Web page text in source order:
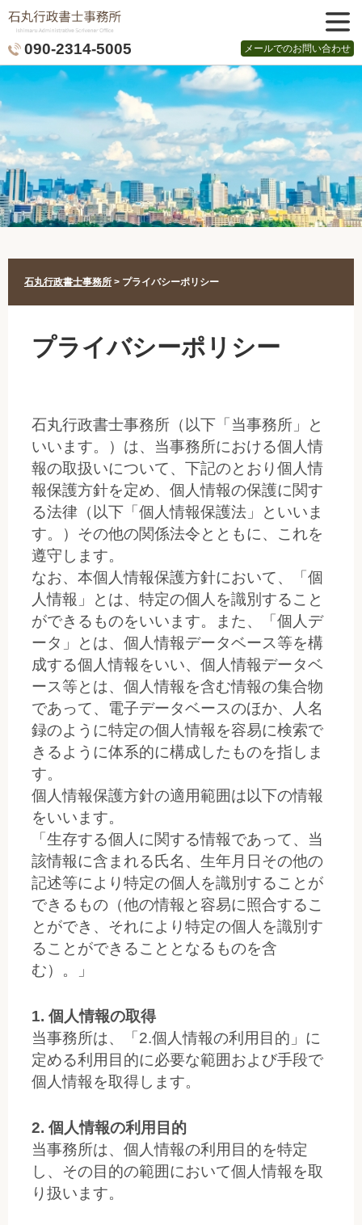
メニュ
ー
090-2314-5005 メールでのお問い合わせ
石丸行政書士事務所 > プライバシーポリシー
プライバシーポリシー
石丸行政書士事務所（以下「当事務所」と
いいます。）は、当事務所における個人情
報の取扱いについて、下記のとおり個人情
報保護方針を定め、個人情報の保護に関す
る法律（以下「個人情報保護法」といいま
す。）その他の関係法令とともに、これを
遵守します。
なお、本個人情報保護方針において、「個
人情報」とは、特定の個人を識別すること
ができるものをいいます。また、「個人デ
ータ」とは、個人情報データベース等を構
成する個人情報をいい、個人情報データベ
ース等とは、個人情報を含む情報の集合物
であって、電子データベースのほか、人名
録のように特定の個人情報を容易に検索で
きるように体系的に構成したものを指しま
す。
個人情報保護方針の適用範囲は以下の情報
をいいます。
「生存する個人に関する情報であって、当
該情報に含まれる氏名、生年月日その他の
記述等により特定の個人を識別することが
できるもの（他の情報と容易に照合するこ
とができ、それにより特定の個人を識別す
ることができることとなるものを含
む）。」
1. 個人情報の取得
当事務所は、「2.個人情報の利用目的」に
定める利用目的に必要な範囲および手段で
個人情報を取得します。
2. 個人情報の利用目的
当事務所は、個人情報の利用目的を特定
し、その目的の範囲において個人情報を取
り扱います。